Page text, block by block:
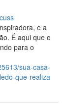
e a
É aqui que o
para o
sua-casa-
que-realiza